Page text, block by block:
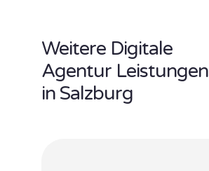
Weitere Digitale
Agentur Leistungen
in Salzburg